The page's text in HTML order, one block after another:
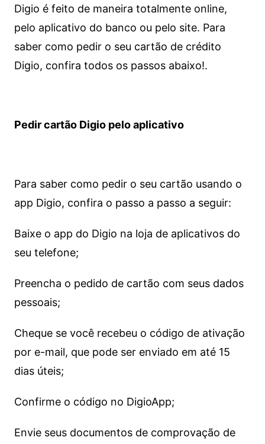
Digio é feito de maneira totalmente online,
pelo aplicativo do banco ou pelo site. Para
saber como pedir o seu cartão de crédito
Digio, confira todos os passos abaixo!.
Pedir cartão Digio pelo aplicativo
Para saber como pedir o seu cartão usando o
app Digio, confira o passo a passo a seguir:
Baixe o app do Digio na loja de aplicativos do
seu telefone;
Preencha o pedido de cartão com seus dados
pessoais;
Cheque se você recebeu o código de ativação
por e-mail, que pode ser enviado em até 15
dias úteis;
Confirme o código no DigioApp;
Envie seus documentos de comprovação de